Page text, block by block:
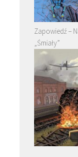
Zapowiedź –
„Śmiały”